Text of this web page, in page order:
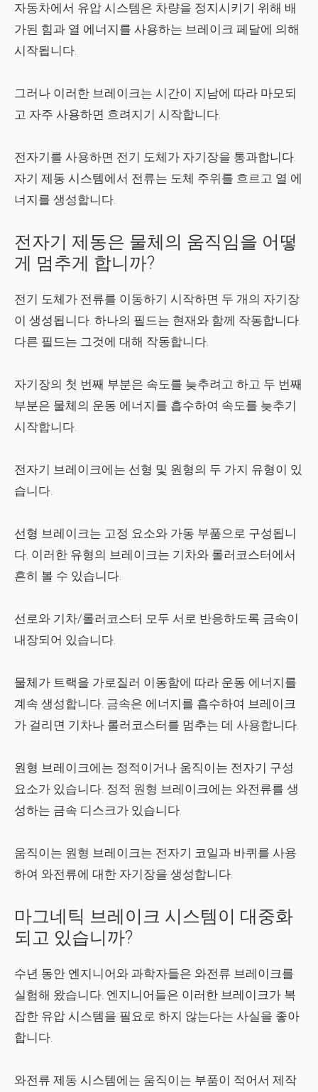
자동차에서 유압 시스템은 차량을 정지시키기 위해 배
가된 힘과 열 에너지를 사용하는 브레이크 페달에 의해
시작됩니다.
그러나 이러한 브레이크는 시간이 지남에 따라 마모되
고 자주 사용하면 흐려지기 시작합니다.
전자기를 사용하면 전기 도체가 자기장을 통과합니다.
자기 제동 시스템에서 전류는 도체 주위를 흐르고 열 에
너지를 생성합니다.
전자기 제동은 물체의 움직임을 어떻
게 멈추게 합니까?
전기 도체가 전류를 이동하기 시작하면 두 개의 자기장
이 생성됩니다. 하나의 필드는 현재와 함께 작동합니다.
다른 필드는 그것에 대해 작동합니다.
자기장의 첫 번째 부분은 속도를 늦추려고 하고 두 번째
부분은 물체의 운동 에너지를 흡수하여 속도를 늦추기
시작합니다.
전자기 브레이크에는 선형 및 원형의 두 가지 유형이 있
습니다.
선형 브레이크는 고정 요소와 가동 부품으로 구성됩니
다. 이러한 유형의 브레이크는 기차와 롤러코스터에서
흔히 볼 수 있습니다.
선로와 기차/롤러코스터 모두 서로 반응하도록 금속이
내장되어 있습니다.
물체가 트랙을 가로질러 이동함에 따라 운동 에너지를
계속 생성합니다. 금속은 에너지를 흡수하여 브레이크
가 걸리면 기차나 롤러코스터를 멈추는 데 사용합니다.
원형 브레이크에는 정적이거나 움직이는 전자기 구성
요소가 있습니다. 정적 원형 브레이크에는 와전류를 생
성하는 금속 디스크가 있습니다.
움직이는 원형 브레이크는 전자기 코일과 바퀴를 사용
하여 와전류에 대한 자기장을 생성합니다.
마그네틱 브레이크 시스템이 대중화
되고 있습니까?
수년 동안 엔지니어와 과학자들은 와전류 브레이크를
실험해 왔습니다. 엔지니어들은 이러한 브레이크가 복
잡한 유압 시스템을 필요로 하지 않는다는 사실을 좋아
합니다.
와전류 제동 시스템에는 움직이는 부품이 적어서 제작